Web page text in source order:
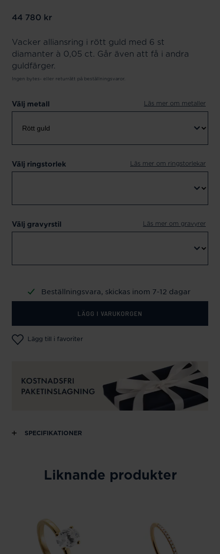
Pris:44 780 kr
44 780 kr
Vacker alliansring i rött guld med 6 st
diamanter à 0,05 ct. Går även att få i andra
guldfärger.
Ingen bytes- eller returrätt på beställningsvaror.
Välj metall Läs mer om metaller
Välj ringstorlek Läs mer om ringstorlekar
Välj gravyrstil Läs mer om gravyrer
Beställningsvara, skickas inom 7-12 dagar
LÄGG I VARUKORGEN
Lägg till i favoriter
SPECIFIKATIONER
Liknande produkter